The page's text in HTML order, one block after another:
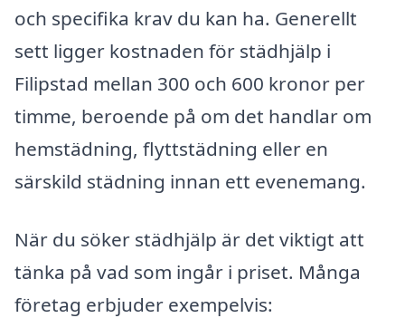
och specifika krav du kan ha. Generellt
sett ligger kostnaden för städhjälp i
Filipstad mellan 300 och 600 kronor per
timme, beroende på om det handlar om
hemstädning, flyttstädning eller en
särskild städning innan ett evenemang.
När du söker städhjälp är det viktigt att
tänka på vad som ingår i priset. Många
företag erbjuder exempelvis: